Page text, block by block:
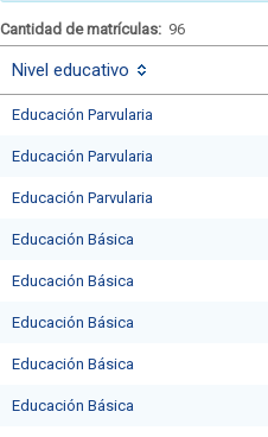
Cantidad de matrículas: 96
Nivel educativo
Educación Parvularia
Educación Parvularia
Educación Parvularia
Educación Básica
Educación Básica
Educación Básica
Educación Básica
Educación Básica